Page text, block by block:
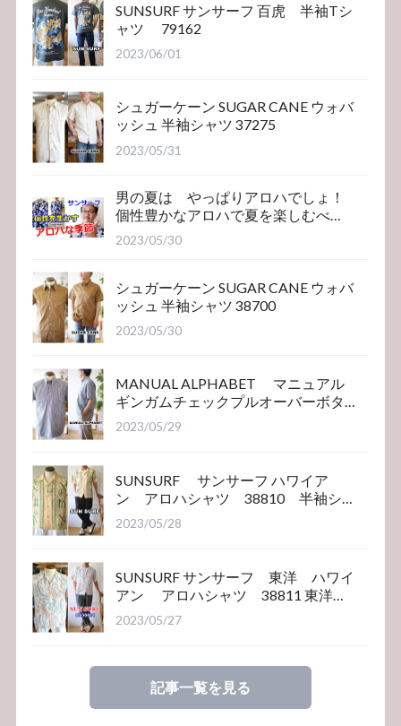
SUNSURF サンサーフ 百虎 半袖Tシ
ャツ 79162
2023/06/01
シュガーケーン SUGAR CANE ウォバ
ッシュ 半袖シャツ 37275
2023/05/31
男の夏は やっぱりアロハでしょ！
個性豊かなアロハで夏を楽しむべ
き！サンサーフ
2023/05/30
シュガーケーン SUGAR CANE ウォバ
ッシュ 半袖シャツ 38700
2023/05/30
MANUAL ALPHABET マニュアル
ギンガムチェックプルオーバーボタ
ンダウンシャツ
2023/05/29
SUNSURF サンサーフ ハワイア
ン アロハシャツ 38810 半袖シ
ャツ
2023/05/28
SUNSURF サンサーフ 東洋 ハワイ
アン アロハシャツ 38811 東洋エ
ンタープライズ
2023/05/27
記事一覧を見る